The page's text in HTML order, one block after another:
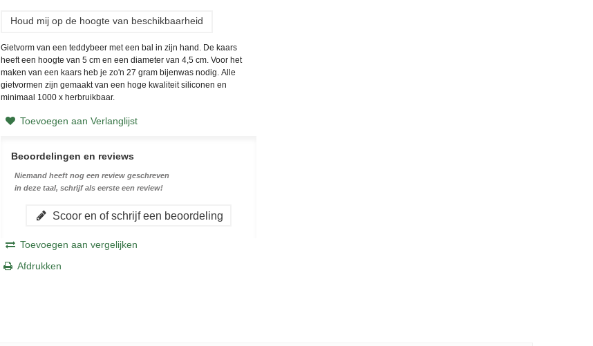
Houd mij op de hoogte van beschikbaarheid
Gietvorm van een teddybeer met een bal in zijn hand. De kaars
heeft een hoogte van 5 cm en een diameter van 4,5 cm. Voor het
maken van een kaars heb je zo'n 27 gram bijenwas nodig. Alle
gietvormen zijn gemaakt van een hoge kwaliteit siliconen en
minimaal 1000 x herbruikbaar.
Toevoegen aan Verlanglijst
Beoordelingen en reviews
Niemand heeft nog een review geschreven
in deze taal, schrijf als eerste een review!
Scoor en of schrijf een beoordeling
Toevoegen aan vergelijken
Afdrukken